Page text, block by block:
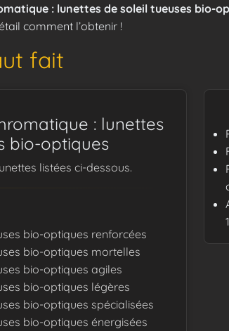
: lunettes de soleil tueuses bio-
comment l’obtenir !
fait
: lunettes
bio-optiques
listées ci-dessous.
bio-optiques renforcées
bio-optiques mortelles
bio-optiques agiles
bio-optiques légères
bio-optiques spécialisées
bio-optiques énergisées